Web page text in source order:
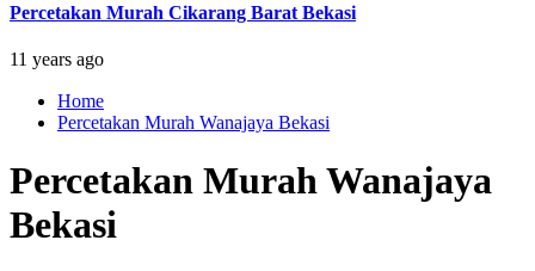
Percetakan Murah Cikarang Barat Bekasi
11 years ago
Home
Percetakan Murah Wanajaya Bekasi
Percetakan Murah Wanajaya
Bekasi